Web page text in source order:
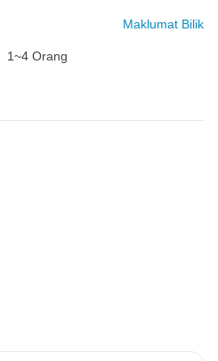
Maklumat Bilik
1~4 Orang